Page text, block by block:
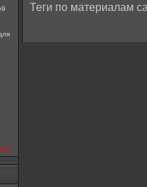
Теги по материалам